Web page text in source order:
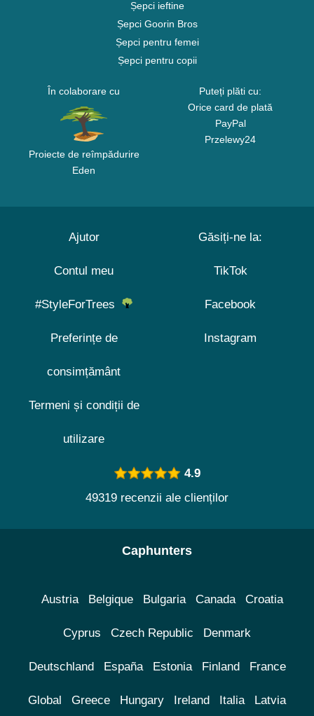
Șepci ieftine
Șepci Goorin Bros
Șepci pentru femei
Șepci pentru copii
În colaborare cu
Proiecte de reîmpădurire
Eden
Puteți plăti cu:
Orice card de plată
PayPal
Przelewy24
Ajutor
Contul meu
#StyleForTrees
Preferințe de
consimțământ
Termeni și condiții de
utilizare
Găsiți-ne la:
TikTok
Facebook
Instagram
4.9
49319 recenzii ale clienților
Caphunters
Austria Belgique Bulgaria Canada Croatia
Cyprus Czech Republic Denmark
Deutschland España Estonia Finland France
Global Greece Hungary Ireland Italia Latvia